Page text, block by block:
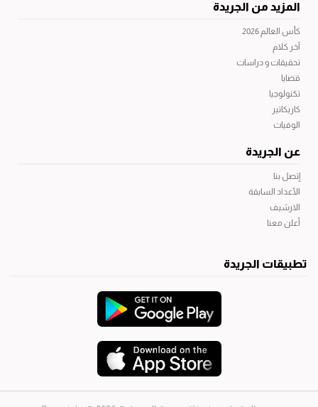
المزيد من الجريدة
كأس العالم 2026
آخر كلام
تحقيقات و دراسات
قضايا
تكنولوجيا
كاريكاتير
الوفيات
عن الجريدة
إتصل بنا
الأعداد السابقة
الارشيف
أعلن معنا
تطبيقات الجريدة